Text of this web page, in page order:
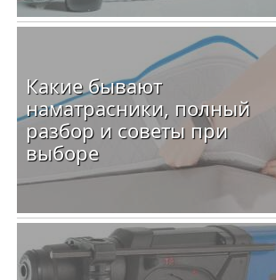
Какие бывают
наматрасники, полный
разбор и советы при
выборе